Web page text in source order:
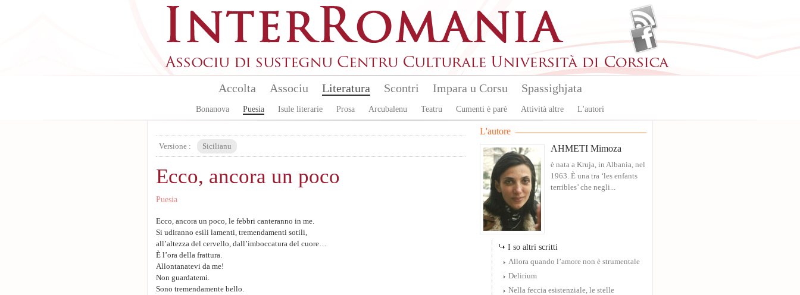
Accolta Associu Literatura
Bonanova Puesia Isule literarie Prosa Arcubalenu Teatru Cumenti è parè Attività altre L'autori
Scontri Impara u Corsu Spassighjata
Versione : Sicilianu
Ecco, ancora un poco
Puesia
Ecco, ancora un poco, le febbri canteranno in me.
Si udiranno esili lamenti, tremendamenti sotili,
all’altezza del cervello, dall’imboccatura del cuore…
È l’ora della frattura.
Allontanatevi da me!
Non guardatemi.
Sono tremendamente bello.
L'autore
AHMETI Mimoza
è nata a Kruja, in Albania, nel
1963. È una tra ‘les enfants
terribles’ che negli...
I so altri scritti
Allora quando l’amore non è strumentale
Delirium
Nella feccia esistenziale, le stelle